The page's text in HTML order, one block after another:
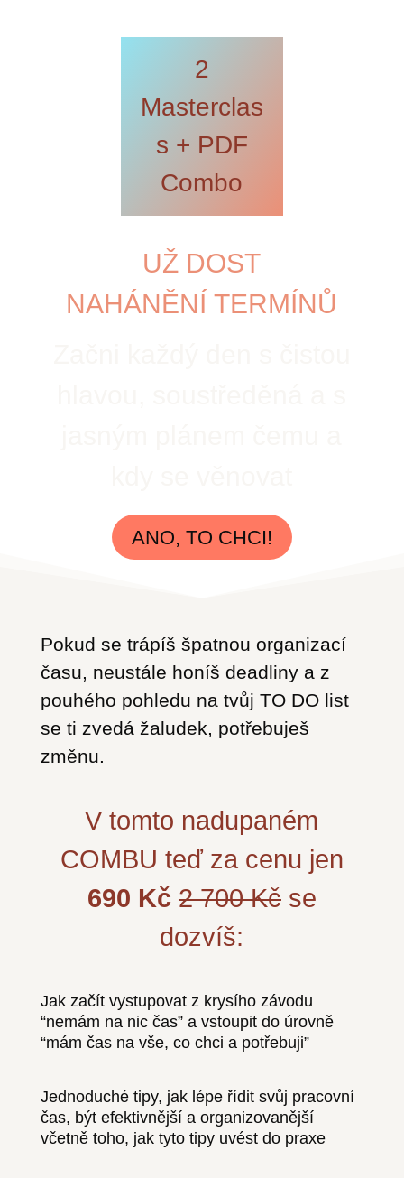
2
Masterclas
s + PDF
Combo
UŽ DOST
NAHÁNĚNÍ TERMÍNŮ
ANO, TO CHCI!
Pokud se trápíš špatnou organizací
času, neustále honíš deadliny a z
pouhého pohledu na tvůj TO DO list
se ti zvedá žaludek, potřebuješ
změnu.
V tomto nadupaném
COMBU teď za cenu jen
690 Kč 2 700 Kčse
dozvíš:
Jak začít vystupovat z krysího závodu
“nemám na nic čas” a vstoupit do úrovně
“mám čas na vše, co chci a potřebuji”
Jednoduché tipy, jak lépe řídit svůj pracovní
čas, být efektivnější a organizovanější
včetně toho, jak tyto tipy uvést do praxe